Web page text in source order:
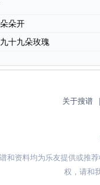
朵开
十九朵玫瑰
关于搜谱
和资料均为乐友提供或推
权，请和